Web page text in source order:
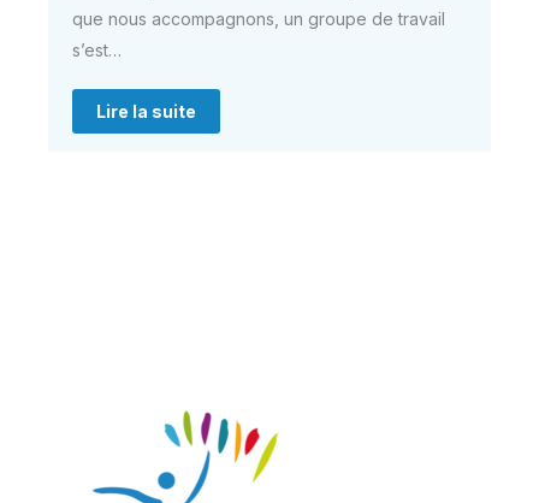
que nous accompagnons, un groupe de travail
s’est…
Lire la suite